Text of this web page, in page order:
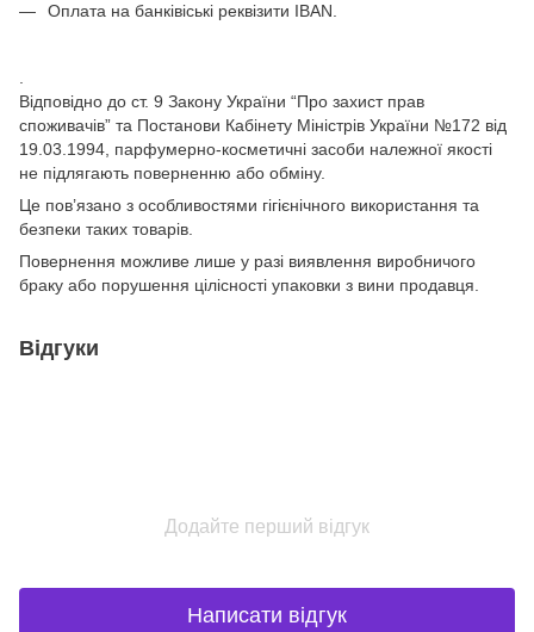
Оплата на банківіські реквізити IBAN.
Відповідно до ст. 9 Закону України “Про захист прав
споживачів” та Постанови Кабінету Міністрів України №172 від
19.03.1994, парфумерно-косметичні засоби належної якості
не підлягають поверненню або обміну.
Це пов’язано з особливостями гігієнічного використання та
безпеки таких товарів.
Повернення можливе лише у разі виявлення виробничого
браку або порушення цілісності упаковки з вини продавця.
Відгуки
Додайте перший відгук
Написати відгук